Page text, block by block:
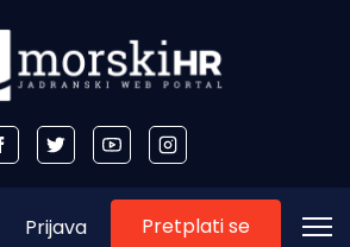
Prijava Pretplati se